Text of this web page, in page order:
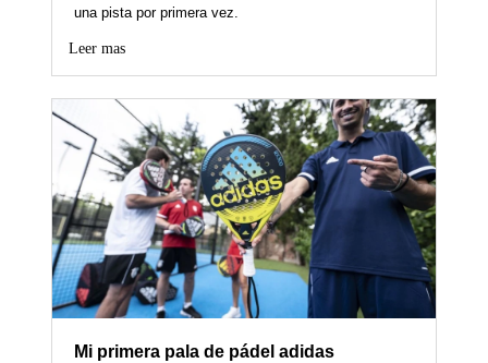
una pista por primera vez.
Leer mas
Mi primera pala de pádel adidas